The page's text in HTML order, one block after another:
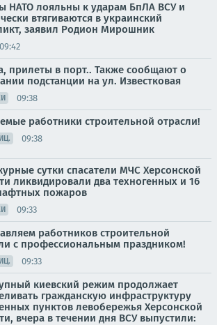
НАТО лояльны к ударам БпЛА ВСУ и
втягиваются в украинский
заявил Родион Мирошник
09:42
прилеты в порт.. Также сообщают о
подстанции на ул. Известковая
09:38
работники строительной отрасли!
09:38
сутки спасатели МЧС Херсонской
ликвидировали два техногенных и 16
пожаров
09:33
работников строительной
с профессиональным праздником!
09:33
киевский режим продолжает
гражданскую инфраструктуру
пунктов левобережья Херсонской
вчера в течении дня ВСУ выпустили: